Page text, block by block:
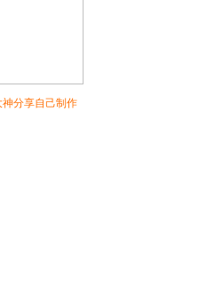
分享自己制作